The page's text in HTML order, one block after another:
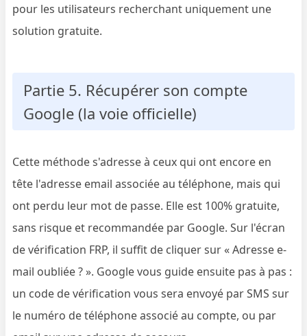
pour les utilisateurs recherchant uniquement une
solution gratuite.
Partie 5. Récupérer son compte
Google (la voie officielle)
Cette méthode s'adresse à ceux qui ont encore en
tête l'adresse email associée au téléphone, mais qui
ont perdu leur mot de passe. Elle est 100% gratuite,
sans risque et recommandée par Google. Sur l'écran
de vérification FRP, il suffit de cliquer sur « Adresse e-
mail oubliée ? ». Google vous guide ensuite pas à pas :
un code de vérification vous sera envoyé par SMS sur
le numéro de téléphone associé au compte, ou par